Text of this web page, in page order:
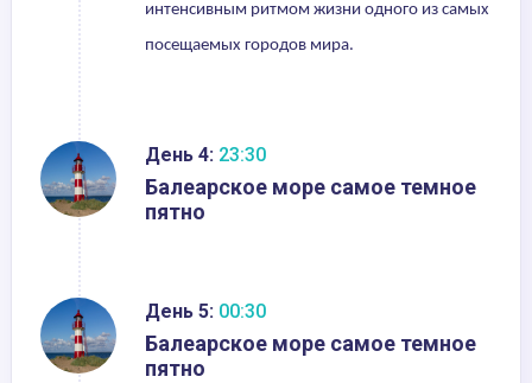
интенсивным ритмом жизни одного из самых
посещаемых городов мира.
День 4: 23:30
Балеарское море самое темное
пятно
День 5: 00:30
Балеарское море самое темное
пятно